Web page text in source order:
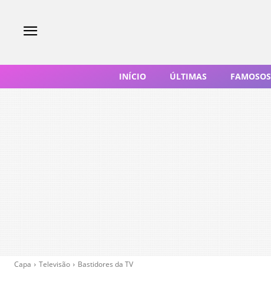
INÍCIO ÚLTIMAS FAMOSOS
Capa Televisão Bastidores da TV